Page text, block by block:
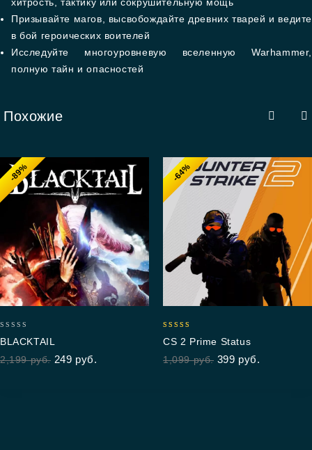
Призывайте магов, высвобождайте древних тварей и ведите
в бой героических воителей
Исследуйте многоуровневую вселенную Warhammer,
полную тайн и опасностей
Похожие
-89%
out
of
BLACKTAIL
2,199руб. 249 руб.
-64%
out of 5
CS 2 Prime Status
1,099руб. 399 руб.